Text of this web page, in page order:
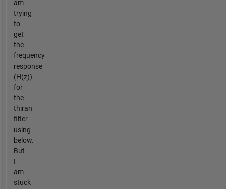
am
trying
to
get
the
frequency
response
(H(z))
for
the
thiran
filter
using
below.
But
I
am
stuck